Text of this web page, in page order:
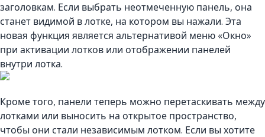
заголовкам. Если выбрать неотмеченную панель, она
станет видимой в лотке, на котором вы нажали. Эта
новая функция является альтернативой меню «Окно»
при активации лотков или отображении панелей
внутри лотка.
Кроме того, панели теперь можно перетаскивать между
лотками или выносить на открытое пространство,
чтобы они стали независимым лотком. Если вы хотите